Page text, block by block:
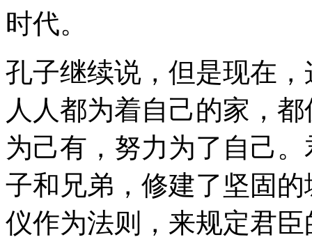
时代。
孔子继续说，但是现在
人人都为着自己的家，
为己有，努力为了自己
子和兄弟，修建了坚固
仪作为法则，来规定君